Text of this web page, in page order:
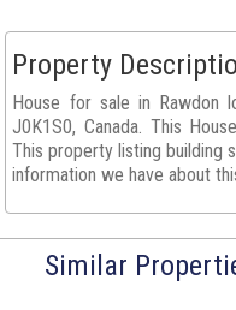
Property
House for sale in Rawdon
J0K1S0, Canada. This
This property listing building
information we have about
Similar